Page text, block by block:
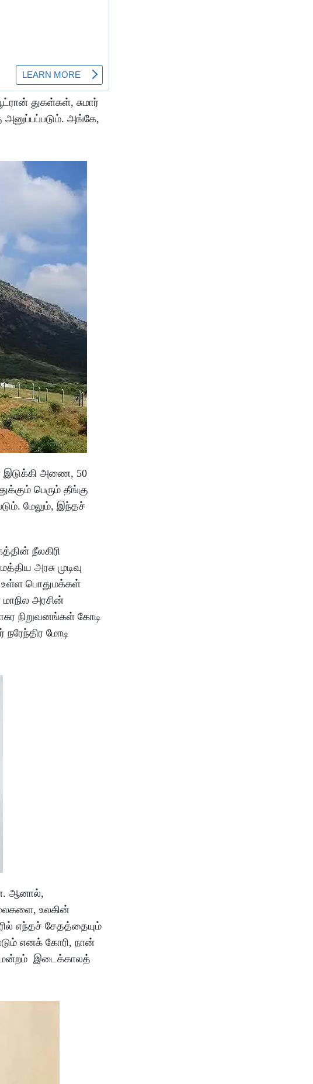
துகள்கள், சுமார்
அனுப்பப்படும். அங்கே,
இடுக்கி அணை, 50
பெரும் தீங்கு
மேலும், இந்தச்
நீலகிரி
அரசு முடிவு
உள்ள பொதுமக்கள்
அரசின்
நிறுவனங்கள் கோடி
மோடி
ஆனால்,
உலகின்
எந்தச் சேதத்தையும்
எனக் கோரி, நான்
இடைக்காலத்